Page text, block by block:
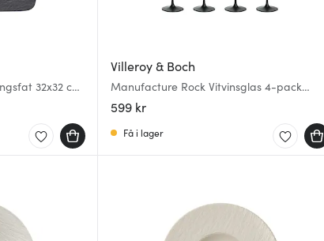
32x32 cm
Villeroy & Boch
Manufacture Rock Vitvinsglas 4-pack
Klar/Svart fot
599 kr
Få i lager